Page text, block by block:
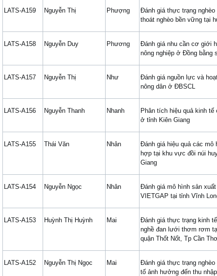
LATS-A159 Nguyễn Thị Phượng
Đánh giá thực trạng
thoát nghèo bền vững tại
LATS-A158 Nguyễn Duy Phương
Đánh giá nhu cần cơ giới
nông nghiệp ở Đồng bằng
LATS-A157 Nguyễn Thị Như
Đánh giá nguồn lực và
nông dân ở ĐBSCL
LATS-A156 Nguyễn Thanh Nhanh
Phân tích hiệu quả kinh tế
ở tỉnh Kiên Giang
LATS-A155 Thái Văn Nhân
Đánh giá hiệu quả các mô
hợp tại khu vực đồi núi
Giang
LATS-A154 Nguyễn Ngọc Nhân
Đánh giá mô hình sản
VIETGAP tại tỉnh Vĩnh
LATS-A153 Huỳnh Thị Huỳnh Mai
Đánh giá thực trạng kinh
nghề đan lưới thơm rơm
quận Thốt Nốt, Tp Cần
LATS-A152 Nguyễn Thị Ngọc Mai
Đánh giá thực trạng
tố ảnh hưởng đến thu